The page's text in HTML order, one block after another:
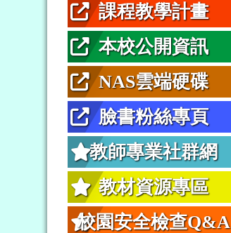
課程教學計畫
本校公開資訊
NAS雲端硬碟
臉書粉絲專頁
教師專業社群網
教材資源專區
校園安全檢查Q&A